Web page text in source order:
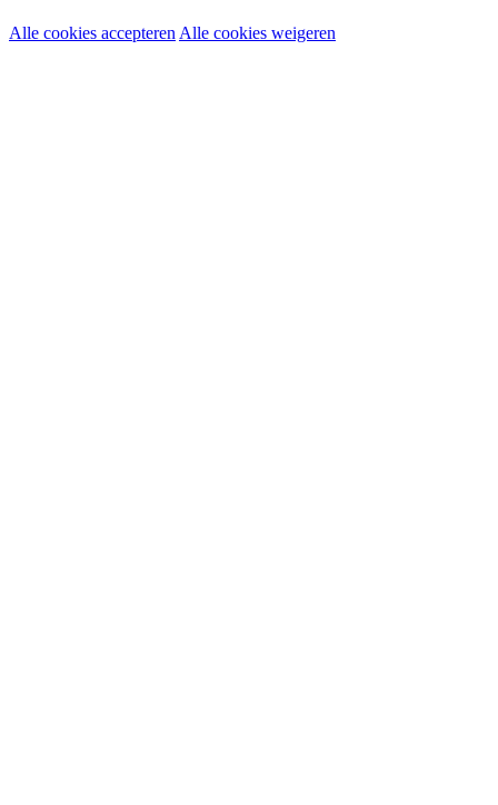
Noodzakelijke cookies:
Alle cookies accepteren Alle cookies weigeren